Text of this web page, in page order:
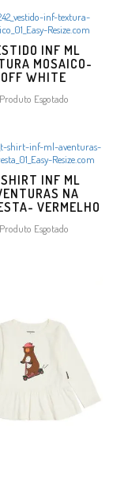
INF ML
MOSAICO-
OFF WHITE
Produto Esgotado
INF ML
NA
VERMELHO
Produto Esgotado